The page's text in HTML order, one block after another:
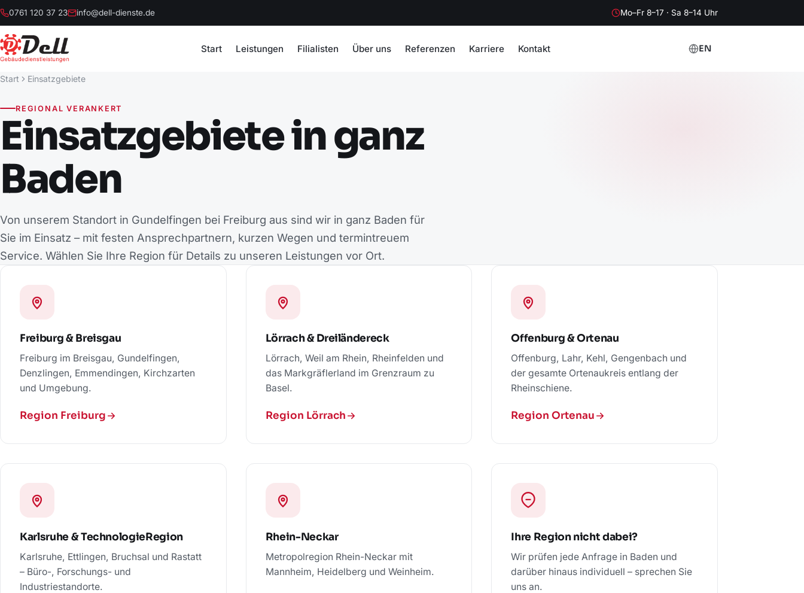
0761 120 37 23 info@dell-dienste.de Mo–Fr 8–17 · Sa 8–14 Uhr
Start Leistungen Filialisten Über uns Referenzen Karriere Kontakt EN
Start Einsatzgebiete
REGIONAL VERANKERT
Einsatzgebiete in ganz
Baden
Von unserem Standort in Gundelfingen bei Freiburg aus sind wir in ganz Baden für
Sie im Einsatz – mit festen Ansprechpartnern, kurzen Wegen und termintreuem
Service. Wählen Sie Ihre Region für Details zu unseren Leistungen vor Ort.
Freiburg & Breisgau
Freiburg im Breisgau, Gundelfingen,
Denzlingen, Emmendingen, Kirchzarten
und Umgebung.
Region Freiburg
Lörrach & Dreiländereck
Lörrach, Weil am Rhein, Rheinfelden und
das Markgräflerland im Grenzraum zu
Basel.
Region Lörrach
Offenburg & Ortenau
Offenburg, Lahr, Kehl, Gengenbach und
der gesamte Ortenaukreis entlang der
Rheinschiene.
Region Ortenau
Karlsruhe & TechnologieRegion
Karlsruhe, Ettlingen, Bruchsal und Rastatt
– Büro-, Forschungs- und
Industriestandorte.
Rhein-Neckar
Metropolregion Rhein-Neckar mit
Mannheim, Heidelberg und Weinheim.
Ihre Region nicht dabei?
Wir prüfen jede Anfrage in Baden und
darüber hinaus individuell – sprechen Sie
uns an.